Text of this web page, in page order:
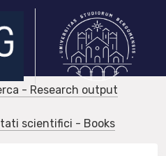
- Research output
scientifici - Books